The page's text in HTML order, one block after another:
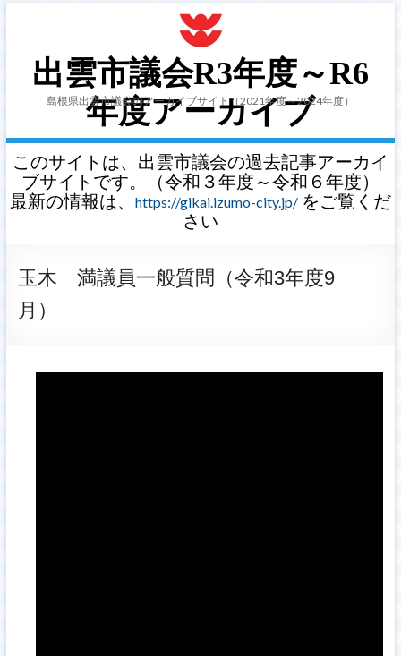
出雲市議会R3年度～R6
年度アーカイブ
島根県出雲市議会のアーカイブサイト（2021年度～2024年度）
このサイトは、出雲市議会の過去記事アーカイ
ブサイトです。（令和３年度～令和６年度）
最新の情報は、
https://gikai.izumo-city.jp/をご覧くだ
さい
玉木 満議員一般質問（令和3年度9
月）